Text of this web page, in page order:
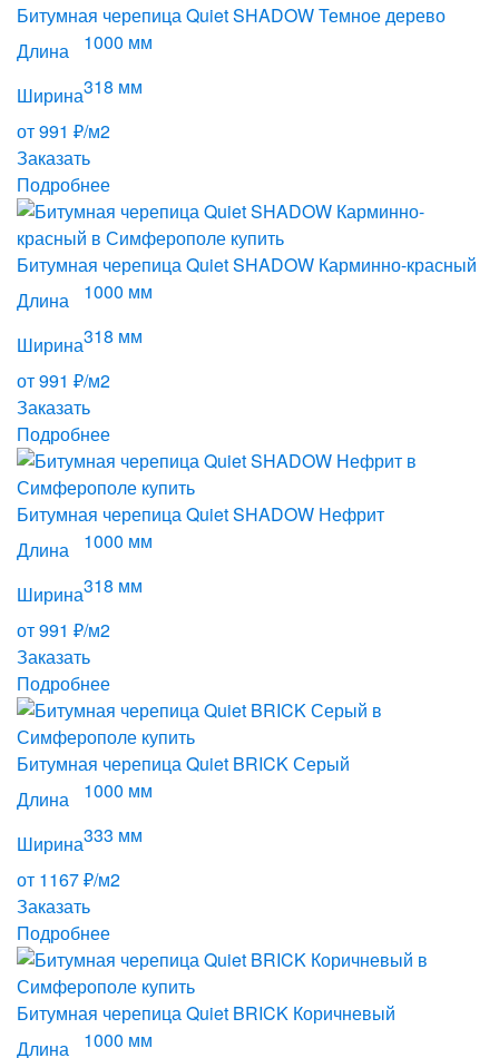
Битумная черепица Quiet SHADOW Темное дерево
Длина
1000 мм
Ширина318 мм
от 991 ₽/м2
Заказать
Подробнее
Битумная черепица Quiet SHADOW Карминно-красный
Длина
1000 мм
Ширина318 мм
от 991 ₽/м2
Заказать
Подробнее
Битумная черепица Quiet SHADOW Нефрит
Длина
1000 мм
Ширина318 мм
от 991 ₽/м2
Заказать
Подробнее
Битумная черепица Quiet BRICK Серый
Длина
1000 мм
Ширина333 мм
от 1167 ₽/м2
Заказать
Подробнее
Битумная черепица Quiet BRICK Коричневый
Длина
1000 мм